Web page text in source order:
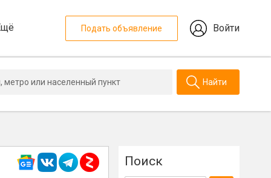
Подать объявление Войти
Найти
Поиск